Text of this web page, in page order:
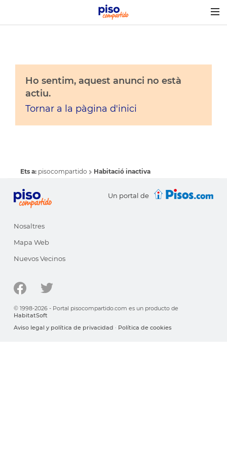
Ho sentim, aquest anunci no està
actiu.
Tornar a la pàgina d'inici
Ets a: pisocompartido Habitació inactiva
Un portal de
Nosaltres
Mapa Web
Nuevos Vecinos
© 1998-2026 - Portal pisocompartido.com es un producto de
HabitatSoft
Aviso legal y política de privacidad · Política de cookies